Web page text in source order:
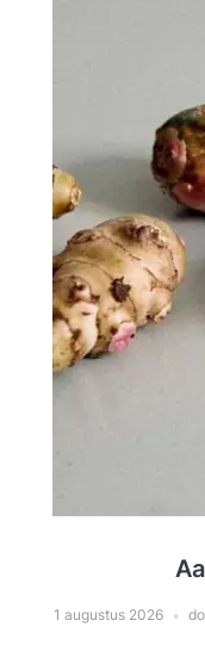
1 augustus 2026